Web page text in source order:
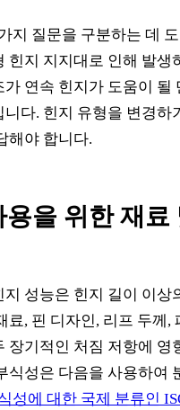
지 질문을 구분하는 데
힌지 지지대로 인해 발생
가 연속 힌지가 도움이 될
니다. 힌지 유형을 변경하
해야 합니다.
용을 위한 재료
지 성능은 힌지 길이 이상
료, 핀 디자인, 리프 두께,
장기적인 처짐 저항에 영
식성은 다음을 사용하여
성에 대한 국제 분류인